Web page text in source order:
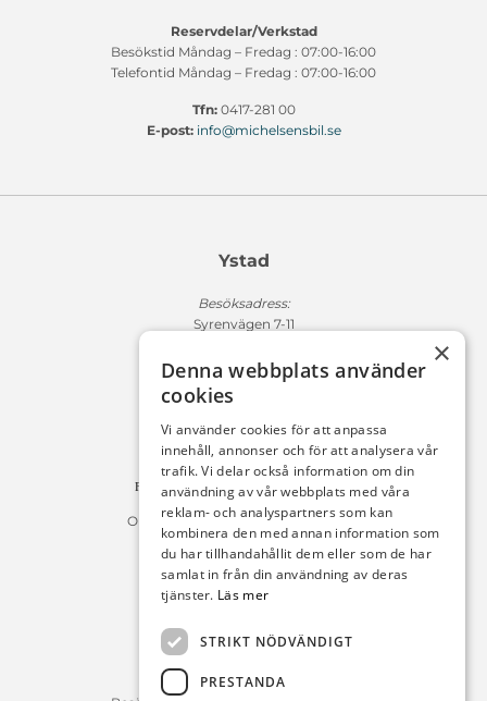
Reservdelar/Verkstad
Besökstid Måndag – Fredag : 07:00-16:00
Telefontid Måndag – Fredag : 07:00-16:00
Tfn:0417-281 00
E-post: info@michelsensbil.se
Ystad
Besöksadress:
Syrenvägen 7-11
Fakturaadress:
Michelsens Bil AB /ePP
Fack 110684
10654 Stockholm
Fakturan måste innehålla referensnummer!
Organisationsnummer 556225-9142
Öppettider:
Bilförsäljning
Lördag : 10:00-14:00
Servicerådgivare
×
Denna webbplats använder
cookies
Vi använder cookies för att anpassa
innehåll, annonser och för att analysera vår
trafik. Vi delar också information om din
användning av vår webbplats med våra
reklam- och analyspartners som kan
kombinera den med annan information som
du har tillhandahållit dem eller som de har
samlat in från din användning av deras
tjänster. Läs mer
STRIKT NÖDVÄNDIGT
PRESTANDA